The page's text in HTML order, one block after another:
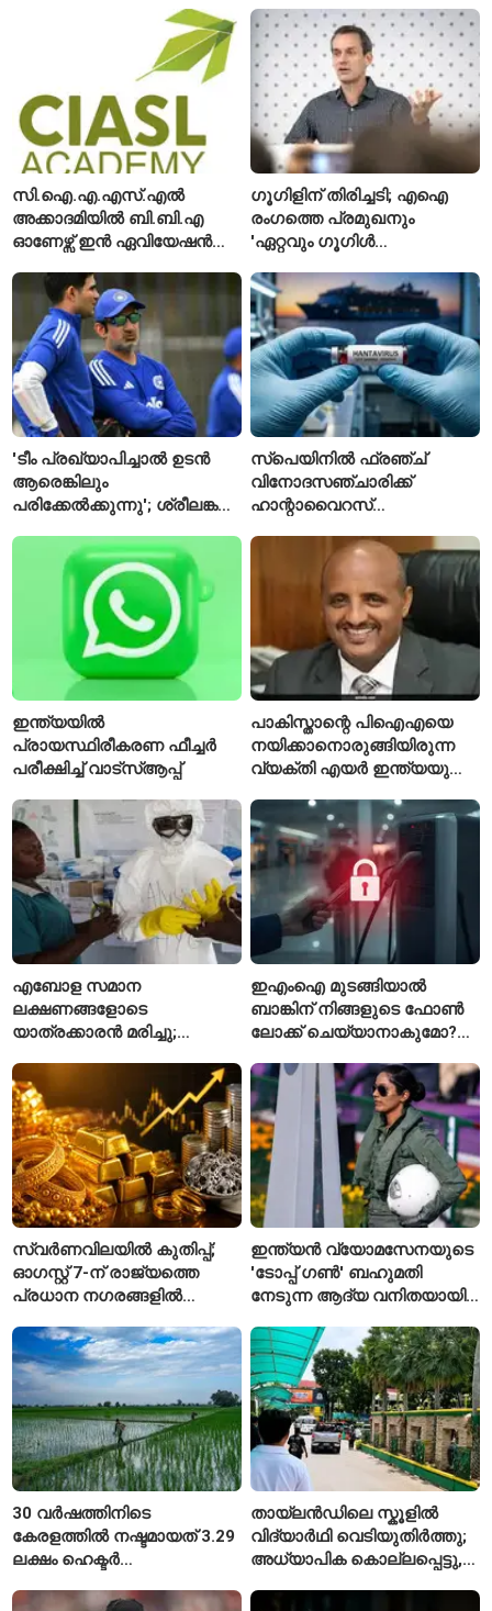
സി.ഐ.എ.എസ്.എൽ
അക്കാദമിയിൽ ബി.ബി.എ
ഓണേഴ്സ് ഇൻ ഏവിയേഷൻ
ഈമാസം 12 വരെ
ഗൂഗിളിന് തിരിച്ചടി; എഐ
രംഗത്തെ പ്രമുഖനും
'ഏറ്റവും ഗൂഗിൾ
വിശേഷിപ്പിക്കപ്പെട്ട
ഗവേഷകൻ രാജിവെച്ചു
'ടീം പ്രഖ്യാപിച്ചാൽ ഉടൻ
ആരെങ്കിലും
പരിക്കേൽക്കുന്നു'; ശ്രീലങ്കൻ
ടീമിനെ കുറിച്ച് മുൻതാരം
സ്പെയിനിൽ ഫ്രഞ്ച്
വിനോദസഞ്ചാരിക്ക്
ഹാന്റാവൈറസ്
ഐസൊലേഷനിൽ
പ്രവേശിപ്പിച്ചു
ഇന്ത്യയിൽ
പ്രായസ്ഥിരീകരണ ഫീച്ചർ
പരീക്ഷിച്ച് വാട്‌സ്ആപ്പ്
പാകിസ്താന്റെ പിഐഎയെ
നയിക്കാനൊരുങ്ങിയിരുന്ന
വ്യക്തി എയർ ഇന്ത്യയുടെ
എബോള സമാന
ലക്ഷണങ്ങളോടെ
യാത്രക്കാരൻ മരിച്ചു;
യാത്രക്കാരെ
നിരീക്ഷണത്തിൽ
ഇഎംഐ മുടങ്ങിയാൽ
ബാങ്കിന് നിങ്ങളുടെ ഫോൺ
ലോക്ക് ചെയ്യാനാകുമോ?
ചട്ടങ്ങൾ ഇങ്ങനെ
സ്വർണവിലയിൽ കുതിപ്പ്;
ഓഗസ്റ്റ് 7-ന് രാജ്യത്തെ
പ്രധാന നഗരങ്ങളിൽ
ഇന്ത്യൻ വ്യോമസേനയുടെ
'ടോപ്പ് ഗൺ' ബഹുമതി
നേടുന്ന ആദ്യ വനിതയായി
30 വർഷത്തിനിടെ
കേരളത്തിൽ നഷ്ടമായത് 3.29
ലക്ഷം ഹെക്ടർ
തായ്‌ലൻഡിലെ സ്കൂളിൽ
വിദ്യാർഥി വെടിയുതിർത്തു;
അധ്യാപിക കൊല്ലപ്പെട്ടു,